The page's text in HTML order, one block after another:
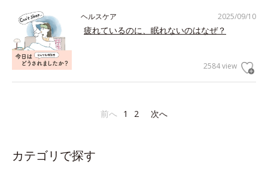
2025/09/10
ヘルスケア
疲れているのに、眠れないのはなぜ？
2584 view
前へ 1 2 次へ
カテゴリで探す